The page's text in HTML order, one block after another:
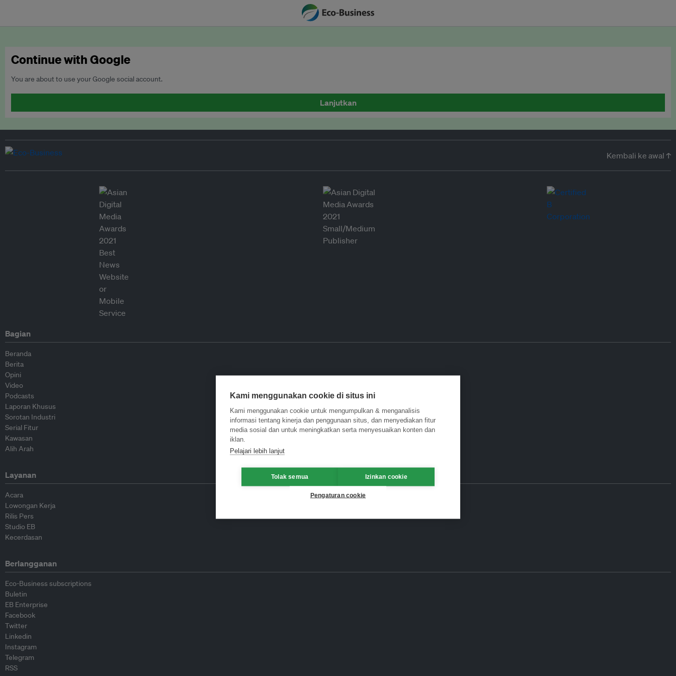
Continue with Google
You are about to use your Google social account.
Lanjutkan
Kembali ke awal ↑
Bagian
Beranda
Berita
Opini
Video
Podcasts
Laporan Khusus
Sorotan Industri
Serial Fitur
Kawasan
Alih Arah
Layanan
Acara
Lowongan Kerja
Rilis Pers
Studio EB
Kecerdasan
Berlangganan
Eco-Business subscriptions
Buletin
EB Enterprise
Facebook
Twitter
Linkedin
Instagram
Telegram
RSS
Kami menggunakan cookie di situs ini
Kami menggunakan cookie untuk mengumpulkan & menganalisis
informasi tentang kinerja dan penggunaan situs, dan menyediakan fitur
media sosial dan untuk meningkatkan serta menyesuaikan konten dan
iklan.
Pelajari lebih lanjut
Tolak semua Izinkan cookie
Pengaturan cookie